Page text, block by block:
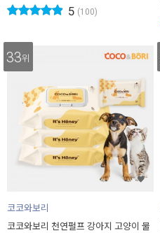
5 (100)
33위
코코와보리
코코와보리 천연펄프 강아지 고양이 물